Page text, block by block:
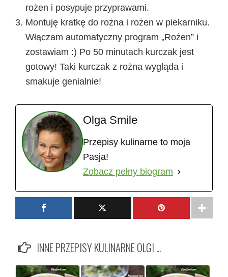
rożen i posypuje przyprawami.
Montuję kratkę do rożna i rożen w piekarniku.
Włączam automatyczny program „Rożen” i
zostawiam :) Po 50 minutach kurczak jest
gotowy! Taki kurczak z rożna wygląda i
smakuje genialnie!
Olga Smile
Przepisy kulinarne to moja
Pasja!
Zobacz pełny biogram
INNE PRZEPISY KULINARNE OLGI ...